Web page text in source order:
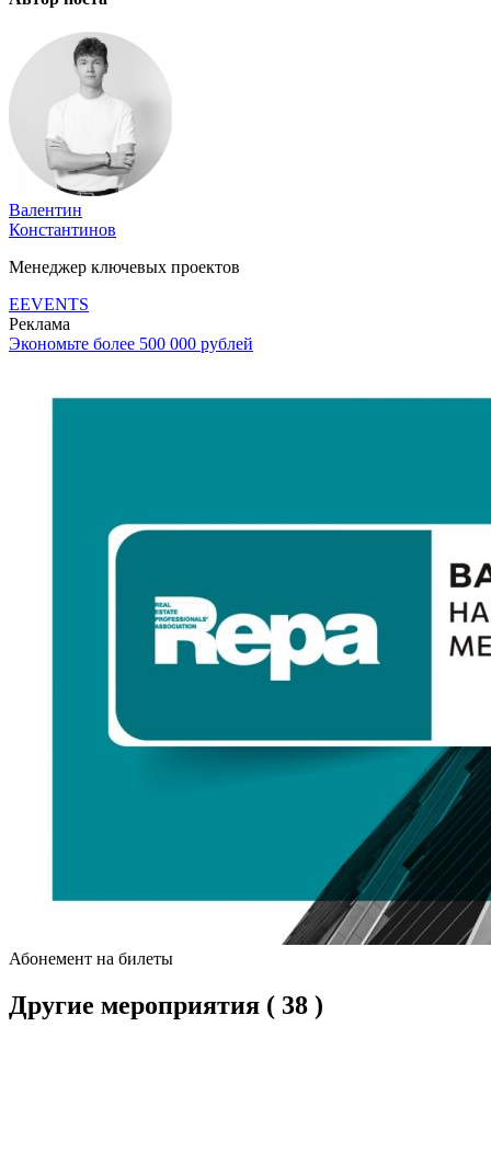
Валентин
Константинов
Менеджер ключевых проектов
EEVENTS
Реклама
Экономьте более 500 000 рублей
Абонемент на билеты
Другие мероприятия ( 38 )